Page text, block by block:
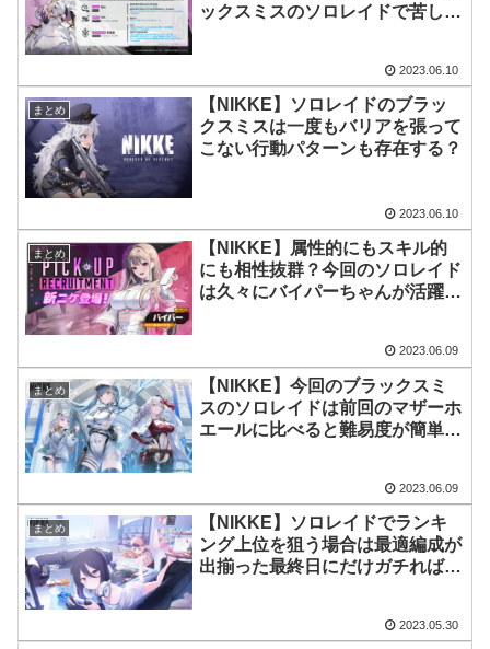
ックスミスのソロレイドで苦しむ
2023.06.10
まとめ
【NIKKE】ソロレイドのブラッ
クスミスは一度もバリアを張って
こない行動パターンも存在する？
2023.06.10
まとめ
【NIKKE】属性的にもスキル的
にも相性抜群？今回のソロレイド
は久々にバイパーちゃんが活躍で
2023.06.09
まとめ
【NIKKE】今回のブラックスミ
スのソロレイドは前回のマザーホ
エールに比べると難易度が簡単に
2023.06.09
まとめ
【NIKKE】ソロレイドでランキ
ング上位を狙う場合は最適編成が
出揃った最終日にだけガチれば
2023.05.30